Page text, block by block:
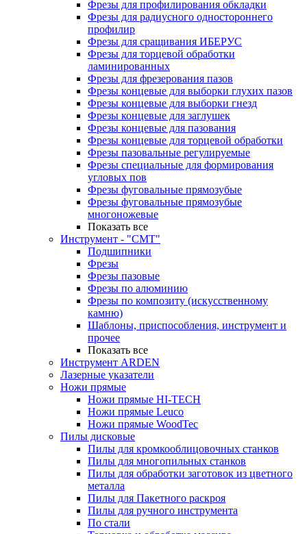
Фрезы для профилирования обкладки
Фрезы для радиусного одностороннего
профилир
Фрезы для сращивания ИБЕРУС
Фрезы для торцевой обработки
ламинированных
Фрезы для фрезерования пазов
Фрезы концевые для выборки глухих пазов
Фрезы концевые для выборки гнезд
Фрезы концевые для заглушек
Фрезы концевые для пазования
Фрезы концевые для торцевой обработки
Фрезы пазовальные регулируемые
Фрезы специальные для формирования
угловых пов
Фрезы фуговальные прямозубые
Фрезы фуговальные прямозубые
многоножевые
Показать все
Инструмент - "СМТ"
Подшипники
Фрезы
Фрезы пазовые
Фрезы по алюминию
Фрезы по композиту (искусственному
камню)
Шаблоны, приспособления, инструмент и
прочее
Показать все
Инструмент ARDEN
Лазерные указатели
Ножи прямые
Ножи прямые HI-TECH
Ножи прямые Leuco
Ножи прямые WoodTec
Пилы дисковые
Пилы для кромкооблицовочных станков
Пилы для многопильных станков
Пилы для обработки заготовок из цветного
металла
Пилы для Пакетного раскроя
Пилы для ручного инструмента
По стали